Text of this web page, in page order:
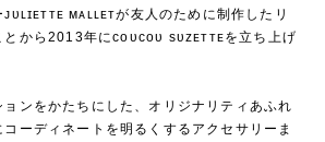
ᴍᴀʟʟᴇᴛが友人のために制作したリ
とから2013年にᴄᴏᴜᴄᴏᴜ sᴜᴢᴇᴛᴛᴇを立ち上げ
ンをかたちにした、オリジナリティあふれ
ーディネートを明るくするアクセサリーま